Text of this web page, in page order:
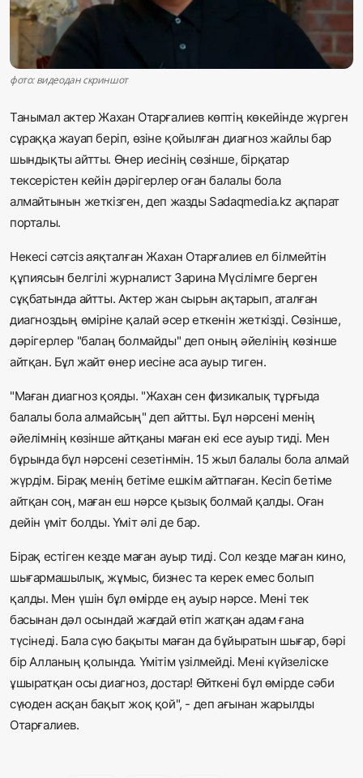
Спорт
Әлем
Журналистік зерттеу
Қазақ тілі
фото: видеодан скриншот
Танымал актер Жахан Отарғалиев көптің көкейінде жүрген
сұраққа жауап беріп, өзіне қойылған диагноз жайлы бар
шындықты айтты. Өнер иесінің сөзінше, бірқатар
тексерістен кейін дәрігерлер оған балалы бола
алмайтынын жеткізген, деп жазды Sadaqmedia.kz ақпарат
порталы.
Некесі сәтсіз аяқталған Жахан Отарғалиев ел білмейтін
құпиясын белгілі журналист Зарина Мүсілімге берген
сұқбатында айтты. Актер жан сырын ақтарып, аталған
диагноздың өміріне қалай әсер еткенін жеткізді. Сөзінше,
дәрігерлер "балаң болмайды" деп оның әйелінің көзінше
айтқан. Бұл жайт өнер иесіне аса ауыр тиген.
"Маған диагноз қояды. "Жахан cен физикалық тұрғыда
балалы бола алмайсың" деп айтты. Бұл нәрсені менің
әйелімнің көзінше айтқаны маған екі есе ауыр тиді. Мен
бұрында бұл нәрсені сезетінмін. 15 жыл балалы бола алмай
жүрдім. Бірақ менің бетіме ешкім айтпаған. Кесіп бетіме
айтқан соң, маған еш нәрсе қызық болмай қалды. Оған
дейін үміт болды. Үміт әлі де бар.
Бірақ естіген кезде маған ауыр тиді. Сол кезде маған кино,
шығармашылық, жұмыс, бизнес та керек емес болып
қалды. Мен үшін бұл өмірде ең ауыр нәрсе. Мені тек
басынан дәл осындай жағдай өтіп жатқан адам ғана
түсінеді. Бала сүю бақыты маған да бұйыратын шығар, бәрі
бір Алланың қолында. Үмітім үзілмейді. Мені күйзеліске
ұшыратқан осы диагноз, достар! Өйткені бұл өмірде сәби
сүюден асқан бақыт жоқ қой", - деп ағынан жарылды
Отарғалиев.